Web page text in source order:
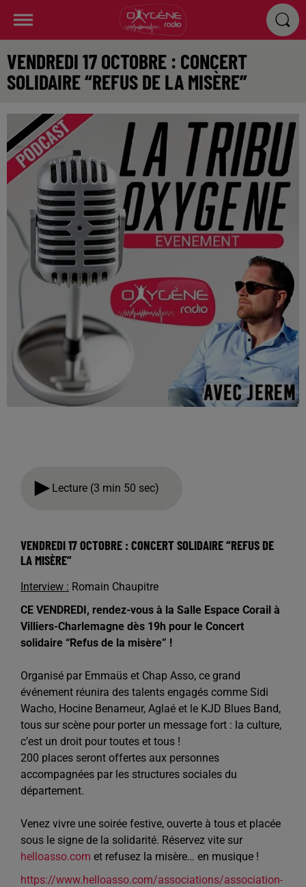
VENDREDI 17 OCTOBRE : CONCERT
SOLIDAIRE “REFUS DE LA MISÈRE”
Lecture (3 min 50 sec)
VENDREDI 17 OCTOBRE : CONCERT SOLIDAIRE “REFUS DE
LA MISÈRE”
Interview : Romain Chaupitre
CE VENDREDI, rendez-vous à la Salle Espace Corail à
Villiers-Charlemagne dès 19h pour le Concert
solidaire “Refus de la misère” !
Organisé par Emmaüs et Chap Asso, ce grand
événement réunira des talents engagés comme Sidi
Wacho, Hocine Benameur, Aglaé et le KJD Blues Band,
tous sur scène pour porter un message fort : la culture,
c’est un droit pour toutes et tous !
200 places seront offertes aux personnes
accompagnées par les structures sociales du
département.
Venez vivre une soirée festive, ouverte à tous et placée
sous le signe de la solidarité. Réservez vite sur
helloasso.com et refusez la misère… en musique !
https://www.helloasso.com/associations/association-